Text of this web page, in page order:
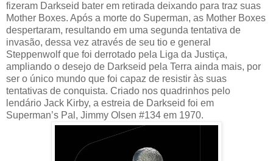
fizeram Darkseid bater em retirada deixando para traz suas
Mother Boxes. Após a morte do Superman, as Mother Boxes
despertaram, resultando em uma segunda tentativa de
invasão, dessa vez através de seu tio e general
Steppenwolf que foi derrotado pela Liga da Justiça,
ampliando o desejo de Darkseid pela Terra ainda mais, por
ser o único mundo que foi capaz de resistir às suas
tentativas de conquista. Criado nos quadrinhos pelo
lendário Jack Kirby, a estreia de Darkseid foi em
Superman’s Pal, Jimmy Olsen #134 em 1970.